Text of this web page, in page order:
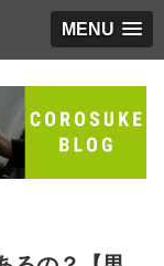
MENU